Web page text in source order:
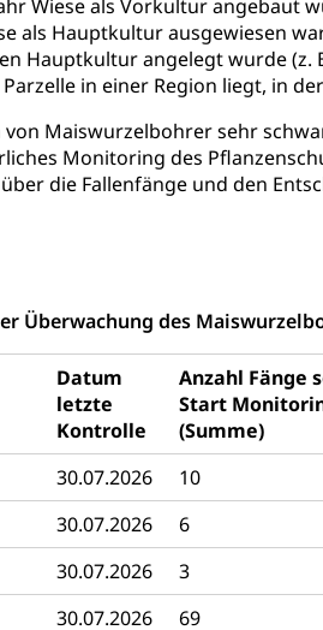
Wiese als Vorkultur angebaut
als Hauptkultur ausgewiesen
Hauptkultur angelegt wurde (z.
in einer Region liegt, in
Maiswurzelbohrer sehr
Monitoring des
die Fallenfänge und den
Überwachung des
Datum
letzte
Kontrolle
Anzahl Fänge
Start
(Summe)
30.07.2026
10
30.07.2026
6
30.07.2026
3
30.07.2026
69
Visum, Geburtsurkunde
Staatsbürgerschaft,
Jugendschutz
Psychische
Pflege, Spitex
Pflegeheimliste und
Seelsorge, Religionsgemeinschaft
Im Kanton Luzern (unilu)